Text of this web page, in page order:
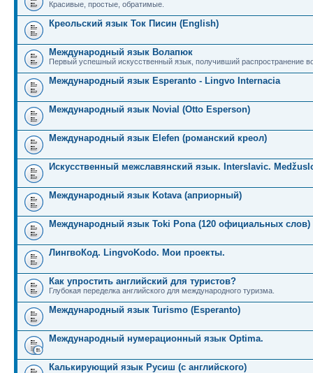
Красивые, простые, обратимые.
Креольский язык Ток Писин (English)
Международный язык Волапюк
Первый успешный искусственный язык, получивший распространение
Международный язык Esperanto - Lingvo Internacia
Международный язык Novial (Otto Esperson)
Международный язык Elefen (романский креол)
Искусственный межславянский язык. Interslavic.
Международный язык Kotava (априорный)
Международный язык Toki Pona (120 официальных слов)
ЛингвоКод. LingvoKodo. Мои проекты.
Как упростить английский для туристов?
Глубокая переделка английского для международного туризма.
Международный язык Turismo (Esperanto)
Международный нумерационный язык Optima.
Калькирующий язык Русиш (с английского)